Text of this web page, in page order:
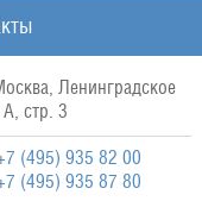
Ленинградское
стр. 3
(495) 935 82 00
(495) 935 87 80